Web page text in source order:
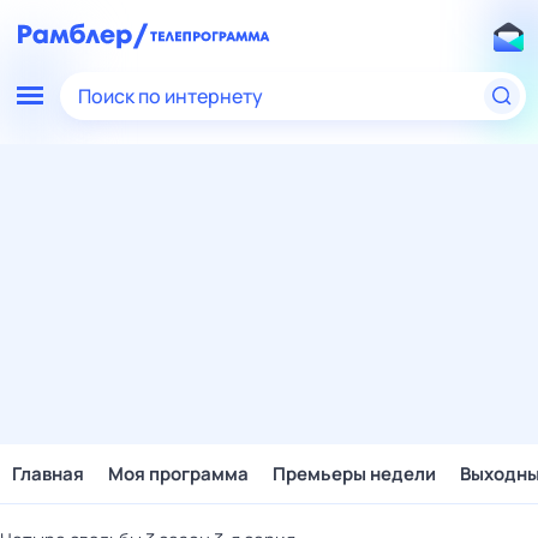
Поиск по интернету
Главная Моя программа Премьеры недели